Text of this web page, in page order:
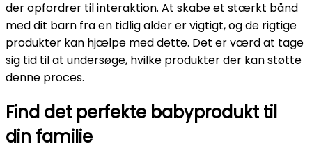
der opfordrer til interaktion. At skabe et stærkt bånd
med dit barn fra en tidlig alder er vigtigt, og de rigtige
produkter kan hjælpe med dette. Det er værd at tage
sig tid til at undersøge, hvilke produkter der kan støtte
denne proces.
Find det perfekte babyprodukt til
din familie